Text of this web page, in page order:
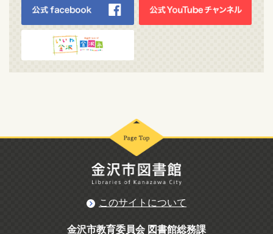
このサイトについて
金沢市教育委員会 図書館総務課